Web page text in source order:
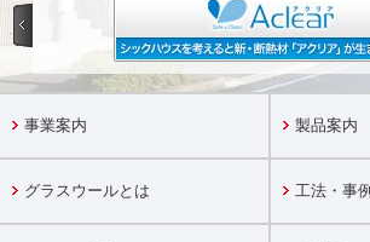
事業案内 製品案内
グラスウールとは 工法・事